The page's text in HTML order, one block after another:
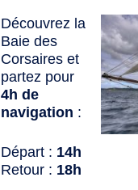
Découvrez la
Baie des
Corsaires et
partez pour
4h de
navigation :
Départ : 14h
Retour : 18h